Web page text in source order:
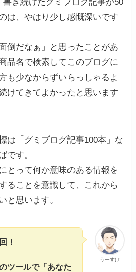
は、やはり少し感慨深いです
倒だなぁ」と思ったことがあ
品名で検索してこのブログに
も少なからずいらっしゃるよ
けてきてよかったと思います
は「グミブログ記事100本」な
です。
とって何か意味のある情報を
ることを意識して、これから
と思います。
うーすけ
！
ツールで「あなた